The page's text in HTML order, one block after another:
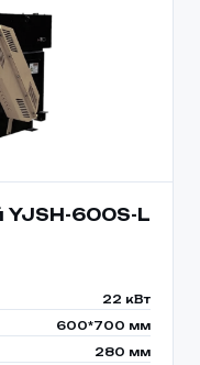
600S-L
22 кВт
600*700 мм
280 мм